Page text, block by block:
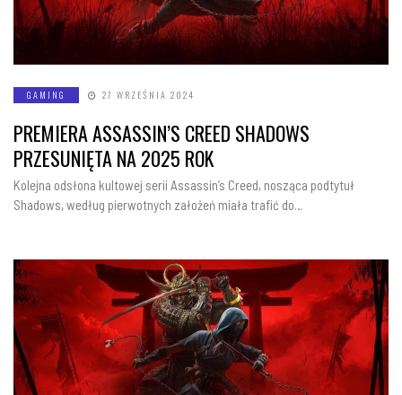
GAMING 27 WRZEŚNIA 2024
PREMIERA ASSASSIN’S CREED SHADOWS
PRZESUNIĘTA NA 2025 ROK
Kolejna odsłona kultowej serii Assassin’s Creed, nosząca podtytuł
Shadows, według pierwotnych założeń miała trafić do…